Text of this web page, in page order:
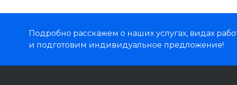
Подробно расскажем о наших услугах, видах
и подготовим индивидуальное предложение!